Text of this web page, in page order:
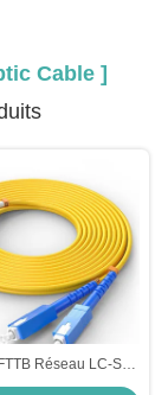
Cable ]
Réseau LC-SC
à fibre optique